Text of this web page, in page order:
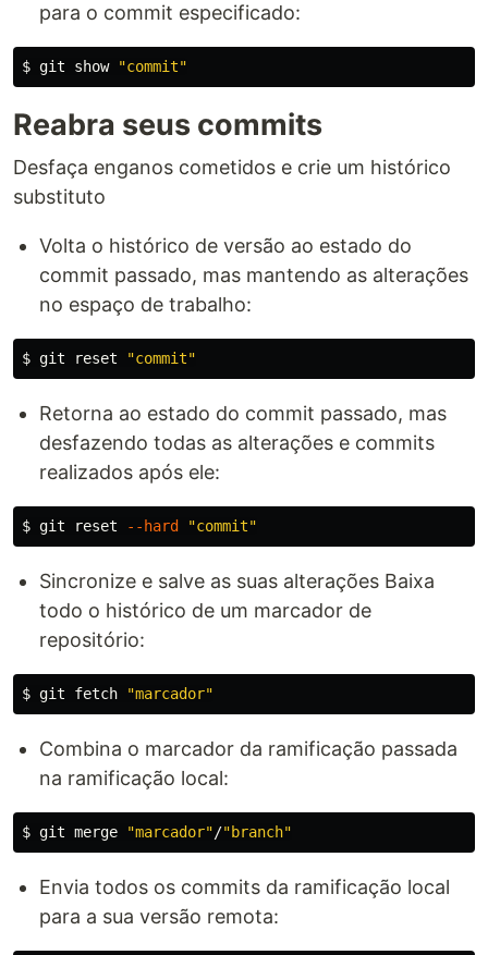
para o commit especificado:
$ git show "commit"
Reabra seus commits
Desfaça enganos cometidos e crie um histórico
substituto
Volta o histórico de versão ao estado do
commit passado, mas mantendo as alterações
no espaço de trabalho:
$ git reset "commit"
Retorna ao estado do commit passado, mas
desfazendo todas as alterações e commits
realizados após ele:
$ git reset --hard "commit"
Sincronize e salve as suas alterações Baixa
todo o histórico de um marcador de
repositório:
$ git fetch "marcador"
Combina o marcador da ramificação passada
na ramificação local:
$ git merge "marcador"/"branch"
Envia todos os commits da ramificação local
para a sua versão remota: